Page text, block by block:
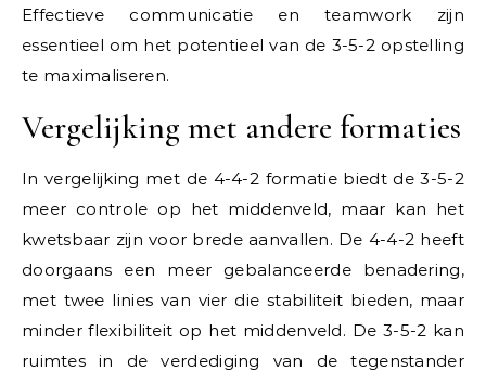
Effectieve communicatie en teamwork zijn
essentieel om het potentieel van de 3-5-2 opstelling
te maximaliseren.
Vergelijking met andere formaties
In vergelijking met de 4-4-2 formatie biedt de 3-5-2
meer controle op het middenveld, maar kan het
kwetsbaar zijn voor brede aanvallen. De 4-4-2 heeft
doorgaans een meer gebalanceerde benadering,
met twee linies van vier die stabiliteit bieden, maar
minder flexibiliteit op het middenveld. De 3-5-2 kan
ruimtes in de verdediging van de tegenstander